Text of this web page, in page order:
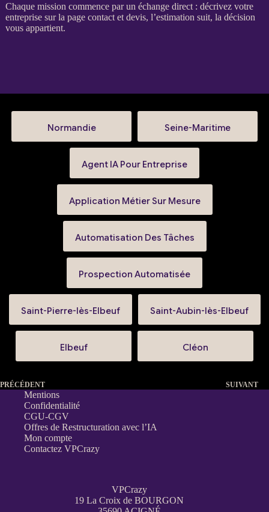
Chaque mission commence par un échange direct : décrivez votre
entreprise sur la page contact et devis, l’estimation suit, la décision
vous appartient.
Normandie Seine-Maritime
Agent IA Pour Entreprise
Application Métier Sur Mesure
Automatisation Des Tâches
Prospection Automatisée
Saint-Pierre-lès-Elbeuf Saint-Aubin-lès-Elbeuf
Elbeuf Cléon
PRÉCÉDENT SUIVANT
Mentions
Confidentialité
CGU-CGV
Offres de Restructuration avec l’IA
Mon compte
Contactez VPCrazy
VPCrazy
19 La Croix de BOURGON